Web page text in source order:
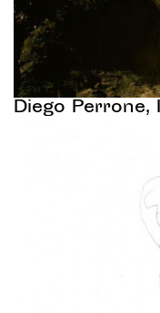
Diego